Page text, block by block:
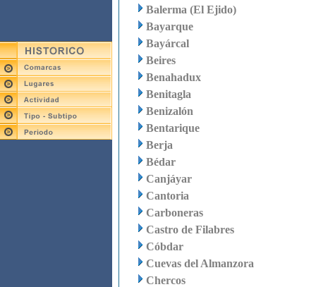
Balerma (El Ejido)
Bayarque
Bayárcal
Beires
Benahadux
Benitagla
Benizalón
Bentarique
Berja
Bédar
Canjáyar
Cantoria
Carboneras
Castro de Filabres
Cóbdar
Cuevas del Almanzora
Chercos